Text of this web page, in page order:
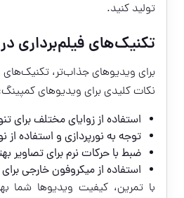
تولید کنید.
تکنیک‌های فیلم‌برداری
برای ویدیوهای جذاب‌تر،
نکات کلیدی برای ویدیوهای
استفاده از زوایای مختلف برای
توجه به نورپردازی و استفاده از
ضبط با حرکات نرم برای تصاویر
استفاده از میکروفون خارجی
با تمرین، کیفیت ویدیوها شما